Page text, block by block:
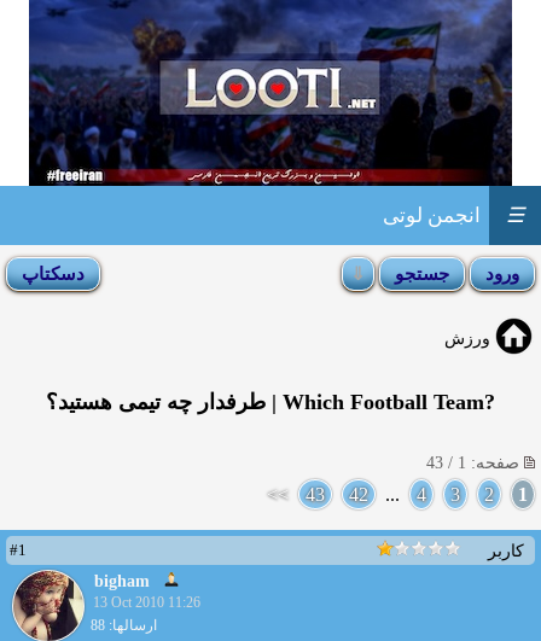
انجمن لوتی ☰
ورزش
?Which Football Team | طرفدار چه تیمی هستید؟
صفحه: 1 / 43
1
2
3
4
...
42
43
>>
کاربر
#1
bigham
13 Oct 2010 11:26
ارسالها: 88